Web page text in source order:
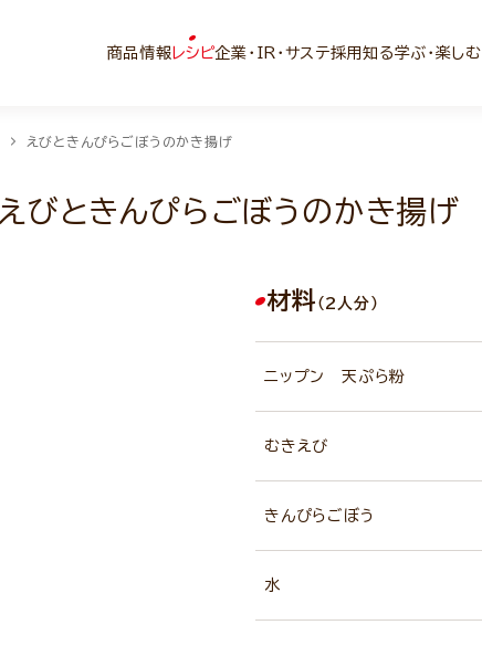
商品情報 レシピ企業・IR・サステ採用知る学ぶ・楽しむ
えびときんぴらごぼうのかき揚げ
えびときんぴらごぼうのかき揚げ
材料 （2人分）
ニップン 天ぷら粉
むきえび
きんぴらごぼう
水